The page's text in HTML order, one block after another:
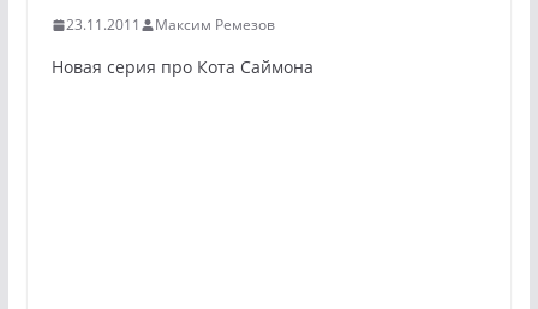
23.11.2011 Максим Ремезов
Новая серия про Кота Саймона